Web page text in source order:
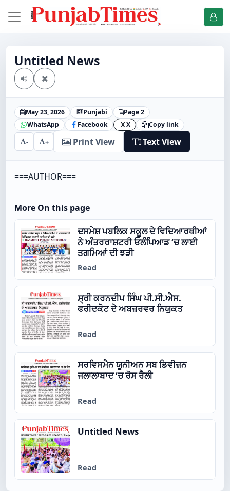
Untitled News
May 23, 2026 Punjabi
Page 2
WhatsApp
Facebook X X Copy link
- + Print View Text View
===AUTHOR===
More On this page
ਦਸਮੇਸ਼ ਪਬਲਿਕ ਸਕੂਲ ਦੇ ਵਿਦਿਆਰਥੀਆਂ
ਨੇ ਅੰਤਰਰਾਸ਼ਟਰੀ ਓਲੰਪਿਆਡ ‘ਚ ਲਾਈ
ਤਗਮਿਆਂ ਦੀ ਝੜੀ
Read
ਸ੍ਰੀ ਕਰਨਦੀਪ ਸਿੰਘ ਪੀ.ਸੀ.ਐਸ.
ਫਰੀਦਕੋਟ ਦੇ ਅਬਜ਼ਰਵਰ ਨਿਯੁਕਤ
Read
ਸਰਵਿਸਮੈਨ ਯੂਨੀਅਨ ਸਬ ਡਿਵੀਜ਼ਨ
ਜਲਾਲਾਬਾਦ ‘ਚ ਰੋਸ ਰੈਲੀ
Read
Untitled News
Read